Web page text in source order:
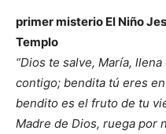
primer misterio El Niño
Templo
“Dios te salve, María,
contigo; bendita tú eres
bendito es el fruto de tu
Madre de Dios, ruega por